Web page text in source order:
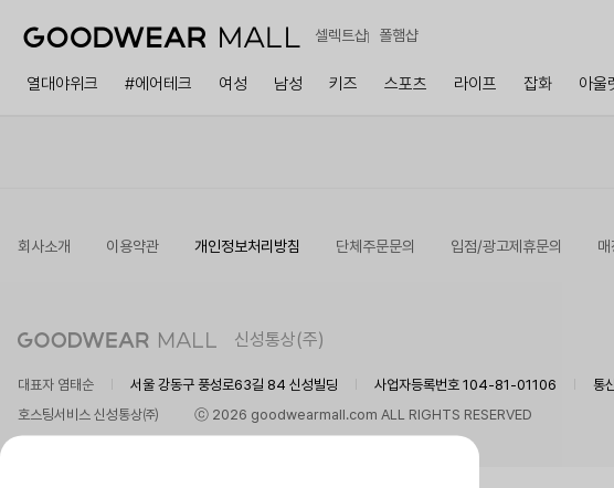
셀렉트샵 폴햄샵
열대야위크 #에어테크 여성 남성 키즈 스포츠 라이프 잡화 아울
회사소개 이용약관 개인정보처리방침 단체주문문의 입점/광고제휴문의 매
신성통상(주)
대표자 염태순 서울 강동구 풍성로63길 84 신성빌딩 사업자등록번호 104-81-01106 통
호스팅서비스 신성통상㈜
ⓒ 2026 goodwearmall.com ALL RIGHTS RESERVED